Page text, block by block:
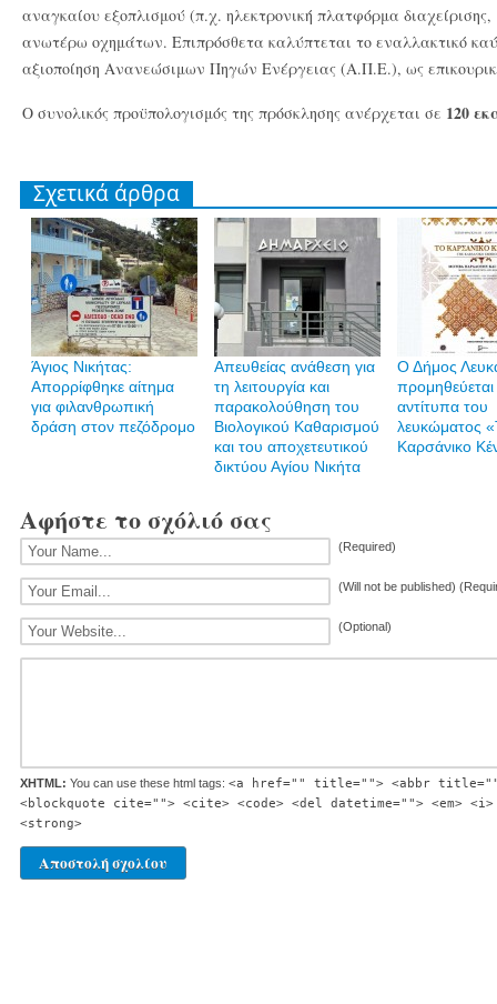
αναγκαίου εξοπλισμού (π.χ. ηλεκτρονική πλατφόρμα
ανωτέρω οχημάτων. Επιπρόσθετα καλύπτεται το εναλλακτικό
αξιοποίηση Ανανεώσιμων Πηγών Ενέργειας (Α.Π.Ε.), ως
Ο συνολικός προϋπολογισμός της πρόσκλησης ανέρχεται σε 120
Σχετικά άρθρα
Άγιος Νικήτας:
Απορρίφθηκε αίτημα
για φιλανθρωπική
δράση στον πεζόδρομο
Απευθείας ανάθεση για
τη λειτουργία και
παρακολούθηση του
Βιολογικού Καθαρισμού
και του αποχετευτικού
δικτύου Αγίου Νικήτα
Ο Δήμος
αντίτυπα του
λευκώματος
Καρσάνικο
Αφήστε το σχόλιό σας
(Required)
(Will not be published)
(Optional)
XHTML: You can use these html tags: <a href="" title=""> <abbr
<blockquote cite=""> <cite> <code> <del datetime=""> <em>
<strong>